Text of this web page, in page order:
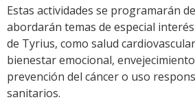
Estas actividades se programarán
abordarán temas de especial
de Tyrius, como salud
bienestar emocional,
prevención del cáncer o uso
sanitarios.